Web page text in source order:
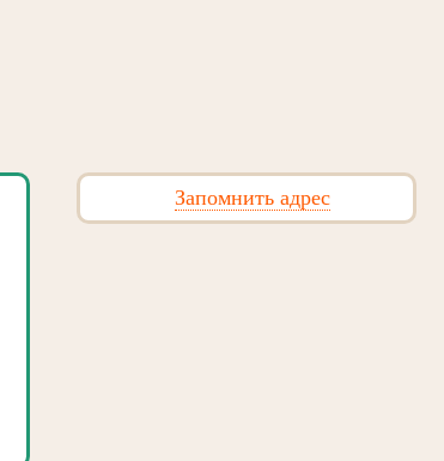
Запомнить адрес